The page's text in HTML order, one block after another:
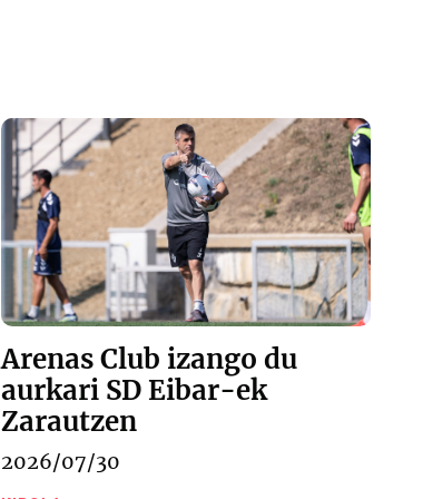
Arenas Club izango du
aurkari SD Eibar-ek
Zarautzen
2026/07/30